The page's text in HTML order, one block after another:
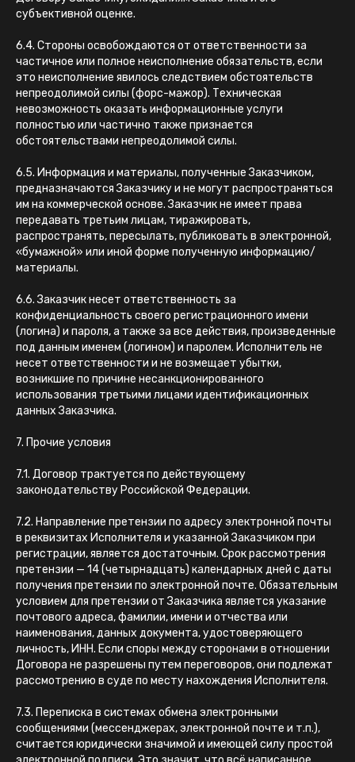
субъективной оценке.
6.4. Стороны освобождаются от ответственности за
частичное или полное неисполнение обязательств, если
это неисполнение явилось следствием обстоятельств
непреодолимой силы (форс-мажор). Техническая
невозможность оказать информационные услуги
полностью или частично также признается
обстоятельствами непреодолимой силы.
6.5. Информация и материалы, полученные Заказчиком,
предназначаются Заказчику и не могут распространяться
им на коммерческой основе. Заказчик не имеет права
передавать третьим лицам, тиражировать,
распространять, пересылать, публиковать в электронной,
«бумажной» или иной форме полученную информацию/
материалы.
6.6. Заказчик несет ответственность за
конфиденциальность своего регистрационного имени
(логина) и пароля, а также за все действия, произведенные
под данным именем (логином) и паролем. Исполнитель не
несет ответственности и не возмещает убытки,
возникшие по причине несанкционированного
использования третьими лицами идентификационных
данных Заказчика.
7. Прочие условия
7.1. Договор трактуется по действующему
законодательству Российской Федерации.
7.2. Направление претензии по адресу электронной почты
в реквизитах Исполнителя и указанной Заказчиком при
регистрации, является достаточным. Срок рассмотрения
претензии — 14 (четырнадцать) календарных дней с даты
получения претензии по электронной почте. Обязательным
условием для претензии от Заказчика является указание
почтового адреса, фамилии, имени и отчества или
наименования, данных документа, удостоверяющего
личность, ИНН. Если споры между сторонами в отношении
Договора не разрешены путем переговоров, они подлежат
рассмотрению в суде по месту нахождения Исполнителя.
7.3. Переписка в системах обмена электронными
сообщениями (мессенджерах, электронной почте и т.п.),
считается юридически значимой и имеющей силу простой